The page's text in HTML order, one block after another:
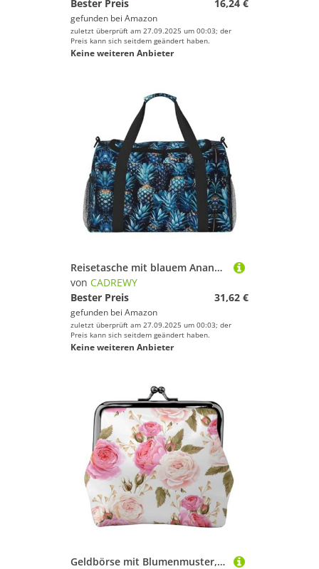
Bester Preis
16,24 €
gefunden bei Amazon
zuletzt überprüft am 27.09.2025 um 00:03; der
Preis kann sich seitdem geändert haben.
Keine weiteren Anbieter
Reisetasche mit blauem Ananas-Druck, großes Fassungsvermögen, stilvolle Wochenendtasche für Outdoor-Aktivitäten
von CADREWY
Bester Preis
31,62 €
gefunden bei Amazon
zuletzt überprüft am 27.09.2025 um 00:03; der
Preis kann sich seitdem geändert haben.
Keine weiteren Anbieter
Geldbörse mit Blumenmuster, Rose, rosa Druck, tragbar, Damen, Münzbörse, niedlich, Mini-Reißverschluss, Geldbörse mit Kussverschluss, Kreditkarten, Schwarz, Einheitsgröße